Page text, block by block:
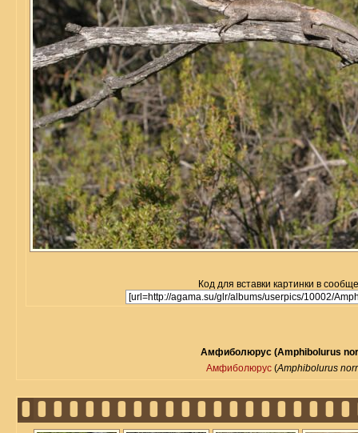
Код для вставки картинки в
Амфиболюрус (Amphibolurus
Амфиболюрус (Amphibolurus